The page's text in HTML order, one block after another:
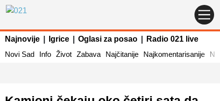
Najnovije Igrice Oglasi za posao
Radio 021 live
Novi Sad
Info Život Zabava Najčitanije Najkomentarisanije